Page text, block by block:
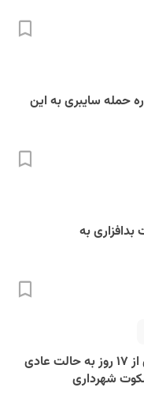
حمله سایبری به این
به
سامانه‌های شهرداری پس از ۱۷ روز به حالت عادی
شهرداری